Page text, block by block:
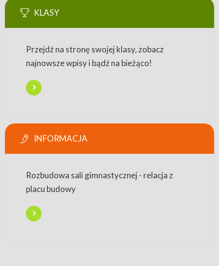
KLASY
Przejdź na stronę swojej klasy, zobacz
najnowsze wpisy i bądź na bieżąco!
INFORMACJA
Rozbudowa sali gimnastycznej - relacja z
placu budowy